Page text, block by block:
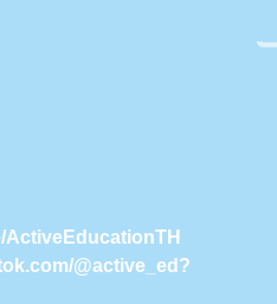
ActiveEducationTH
@active_ed?